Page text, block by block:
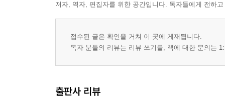
저자, 역자, 편집자를 위한 공간입니다. 독자들에게 전하
접수된 글은 확인을 거쳐 이 곳에 게재됩니다.
독자 분들의 리뷰는 리뷰 쓰기를, 책에 대한 문의는
출판사 리뷰